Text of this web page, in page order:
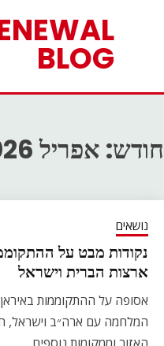
BLOG
חודש: אפריל 2026
נושאים
נקודות מבט על
ארצות הברית וישראל
המלחמה עם ארה״ב וישראל,